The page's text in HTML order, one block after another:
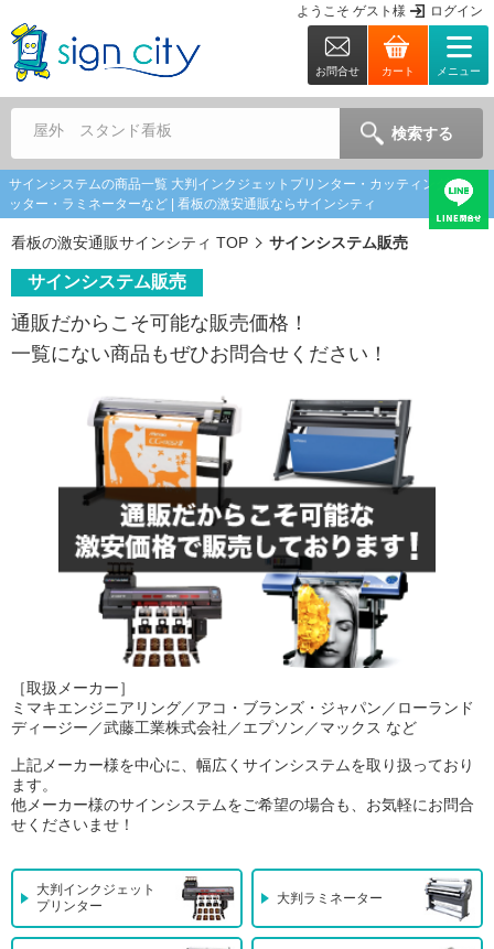
ようこそ ゲスト 様 ログイン
お問合せ カート メニュー
屋外 スタンド看板 検索する
サインシステムの商品一覧 大判インクジェットプリンター・カッティングプロ
ッター・ラミネーターなど | 看板の激安通販ならサインシティ
看板の激安通販サインシティ TOP サインシステム販売
サインシステム販売
通販だからこそ可能な販売価格！
一覧にない商品もぜひお問合せください！
［取扱メーカー］
ミマキエンジニアリング／アコ・ブランズ・ジャパン／ローランド
ディージー／武藤工業株式会社／エプソン／マックス など
上記メーカー様を中心に、幅広くサインシステムを取り扱っており
ます。
他メーカー様のサインシステムをご希望の場合も、お気軽にお問合
せくださいませ！
大判インクジェット
プリンター
大判ラミネーター